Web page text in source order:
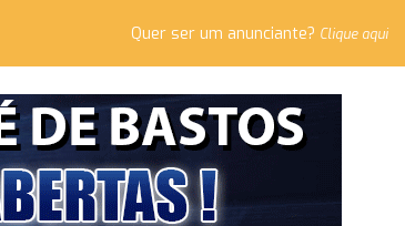
Quer ser um anunciante? Clique aqui